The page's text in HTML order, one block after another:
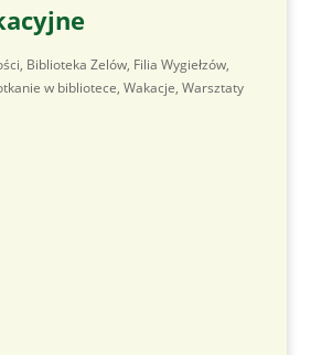
, Biblioteka Zelów, Filia Wygiełzów,
w bibliotece, Wakacje, Warsztaty